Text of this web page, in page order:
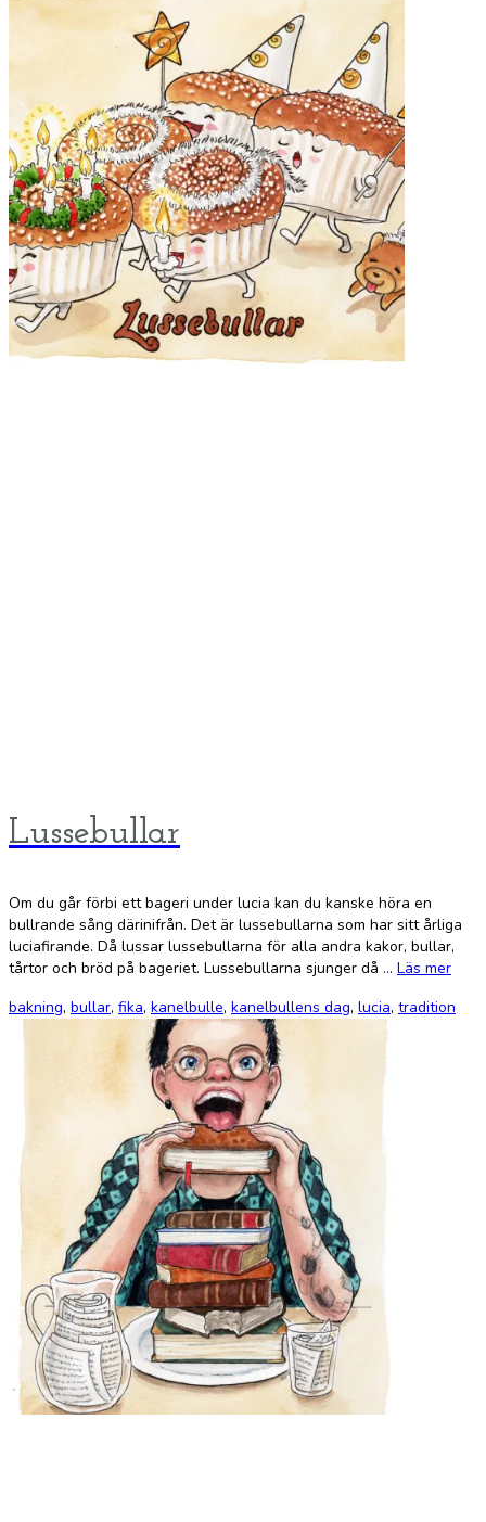
Lussebullar
Om du går förbi ett bageri under lucia kan du kanske höra en
bullrande sång därinifrån. Det är lussebullarna som har sitt årliga
luciafirande. Då lussar lussebullarna för alla andra kakor, bullar,
tårtor och bröd på bageriet. Lussebullarna sjunger då … Läs mer
bakning, bullar, fika, kanelbulle, kanelbullens dag, lucia, tradition